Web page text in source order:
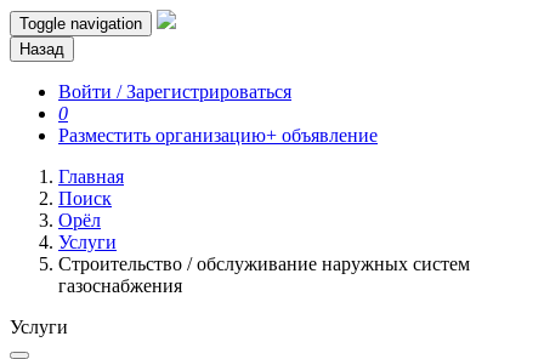
Toggle navigation
Назад
Войти / Зарегистрироваться
0
Разместить организацию+ объявление
Главная
Поиск
Орёл
Услуги
Строительство / обслуживание наружных систем
газоснабжения
Услуги